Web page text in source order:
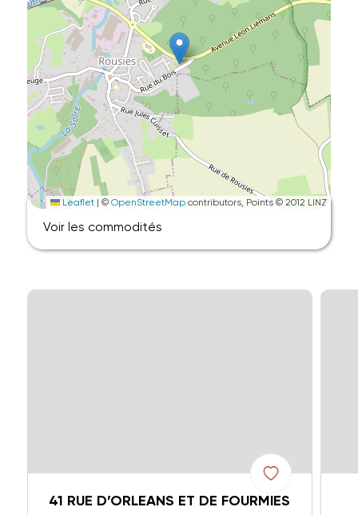
Leaflet | ©OpenStreetMap contributors, Points © 2012 LINZ
Voir les commodités
41 RUE D’ORLEANS ET DE FOURMIES